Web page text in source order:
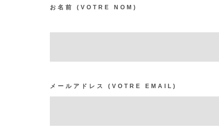
お名前 (VOTRE NOM)
メールアドレス (VOTRE EMAIL)